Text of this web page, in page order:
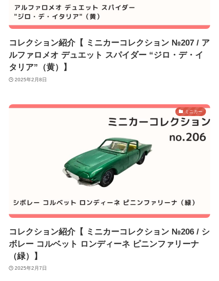
コレクション紹介【 ミニカーコレクション №207 / ア
ルファロメオ デュエット スパイダー “ジロ・デ・イ
タリア”（黄）】
2025年2月8日
ミニカー
コレクション紹介【 ミニカーコレクション №206 / シ
ボレー コルベット ロンディーネ ピニンファリーナ
（緑）】
2025年2月7日